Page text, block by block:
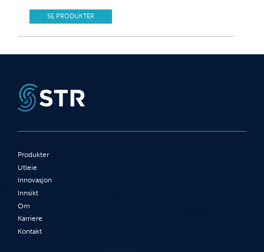
SE PRODUKTER
Produkter
Utleie
Innovasjon
Innsikt
Om
Karriere
Kontakt